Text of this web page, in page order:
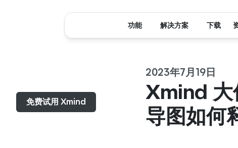
免费试用 Xmind
2023年7月19日
Xmind 大
导图如何
功能 解决方案 下载